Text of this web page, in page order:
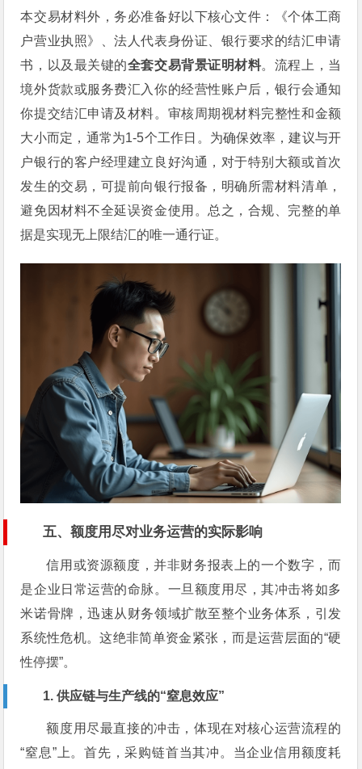
本交易材料外，务必准备好以下核心文件：《个体工商
户营业执照》、法人代表身份证、银行要求的结汇申请
书，以及最关键的全套交易背景证明材料。流程上，当
境外货款或服务费汇入你的经营性账户后，银行会通知
你提交结汇申请及材料。审核周期视材料完整性和金额
大小而定，通常为1-5个工作日。为确保效率，建议与开
户银行的客户经理建立良好沟通，对于特别大额或首次
发生的交易，可提前向银行报备，明确所需材料清单，
避免因材料不全延误资金使用。总之，合规、完整的单
据是实现无上限结汇的唯一通行证。
五、额度用尽对业务运营的实际影响
信用或资源额度，并非财务报表上的一个数字，而
是企业日常运营的命脉。一旦额度用尽，其冲击将如多
米诺骨牌，迅速从财务领域扩散至整个业务体系，引发
系统性危机。这绝非简单资金紧张，而是运营层面的“硬
性停摆”。
1. 供应链与生产线的“窒息效应”
额度用尽最直接的冲击，体现在对核心运营流程的
“窒息”上。首先，采购链首当其冲。当企业信用额度耗